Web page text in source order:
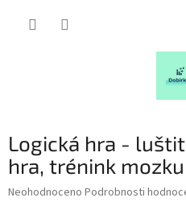
Logická hra -
hra, trénink
Průměrné
Neohodnoceno Podrobnosti